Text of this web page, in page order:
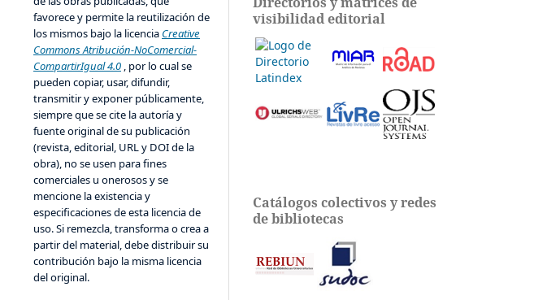
favorece y permite la reutilización de
los mismos bajo la licencia Creative
Commons Atribución-NoComercial-
CompartirIgual 4.0 , por lo cual se
pueden copiar, usar, difundir,
transmitir y exponer públicamente,
siempre que se cite la autoría y
fuente original de su publicación
(revista, editorial, URL y DOI de la
obra), no se usen para fines
comerciales u onerosos y se
mencione la existencia y
especificaciones de esta licencia de
uso. Si remezcla, transforma o crea a
partir del material, debe distribuir su
contribución bajo la misma licencia
del original.
visibilidad editorial
Catálogos colectivos y redes
de bibliotecas